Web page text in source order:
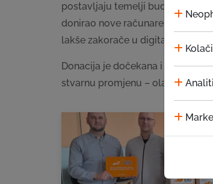
postavljaju temelji budućih
donirao nove računare, sa
lakše zakorače u digitalni svijet.
Donacija je dočekana i
stvarnu promjenu – olakšati